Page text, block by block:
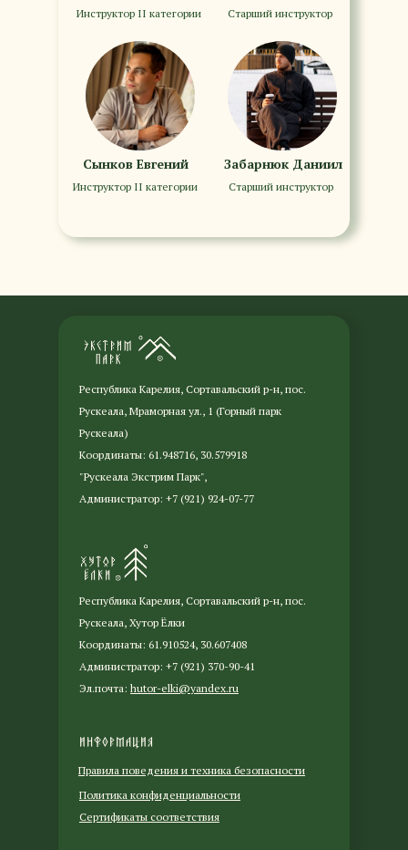
Инструктор II категории
Сынков Евгений
Старший инструктор
Инструктор II категории
Забарнюк Даниил
Старший инструктор
Республика Карелия, Сортавальский р-н, пос.
Рускеала, Мраморная ул., 1 (Горный парк
Рускеала)
Координаты: 61.948716, 30.579918
"Рускеала Экстрим Парк",
Администратор: +7 (921) 924-07-77
Республика Карелия, Сортавальский р-н, пос.
Рускеала, Хутор Ёлки
Координаты: 61.910524, 30.607408
Администратор: +7 (921) 370-90-41
Эл.почта: hutor-elki@yandex.ru
Информация
Сертификаты соответствия
Политика конфиденциальности
Правила поведения и техника безопасности